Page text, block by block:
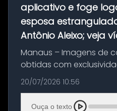
aplicativo e foge
esposa
Antônio Aleixo; veja
Manaus – Imagens de
obtidas com
momento da fuga do
morte de Larissa
ocorreu na noite deste
20/07/2026 10:56
Ouça o texto